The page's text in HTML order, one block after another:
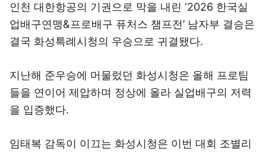
인천 대한항공의 기권으로 막을 내린 ‘2026 한국실
업배구연맹&프로배구 퓨처스 챔프전’ 남자부 결승은
결국 화성특례시청의 우승으로 귀결됐다.
지난해 준우승에 머물렀던 화성시청은 올해 프로팀
들을 연이어 제압하며 정상에 올라 실업배구의 저력
을 입증했다.
임태복 감독이 이끄는 화성시청은 이번 대회 조별리